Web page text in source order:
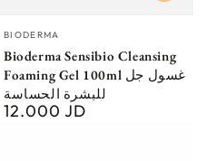
Vendor:
BIODERMA
Bioderma Sensibio Cleansing
Foaming Gel 100ml غسول جل
للبشرة الحساسة
Regular
12.000 JD